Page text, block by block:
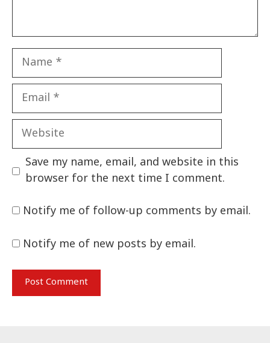
Name
Email
Website
Save my name, email, and website in this
browser for the next time I comment.
Notify me of follow-up comments by email.
Notify me of new posts by email.